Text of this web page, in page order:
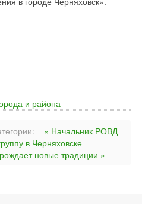
и района
« Начальник РОВД
в Черняховске
новые традиции »